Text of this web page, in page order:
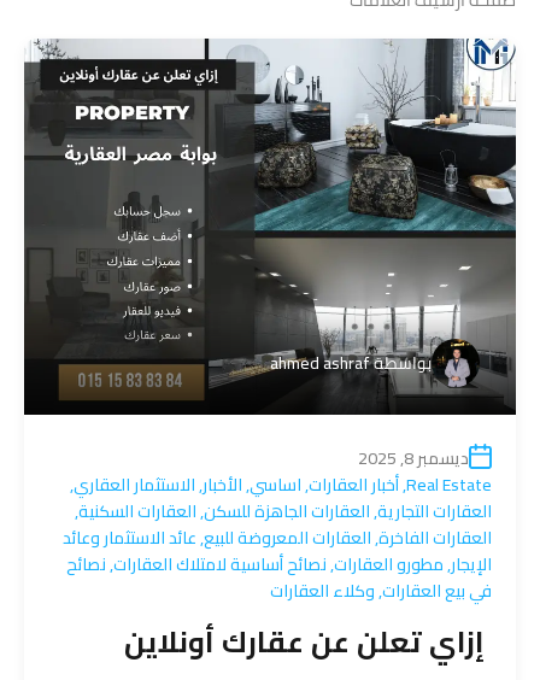
بواسطةahmed ashraf
ديسمبر 8, 2025
Real Estate
,أخبار العقارات,اساسي,الأخبار,الاستثمار العقاري,
العقارات التجارية,العقارات الجاهزة للسكن,العقارات السكنية,
العقارات الفاخرة,العقارات المعروضة للبيع,عائد الاستثمار وعائد
الإيجار,مطورو العقارات,نصائح أساسية لامتلاك العقارات,نصائح
في بيع العقارات,وكلاء العقارات
إزاي تعلن عن عقارك أونلاين